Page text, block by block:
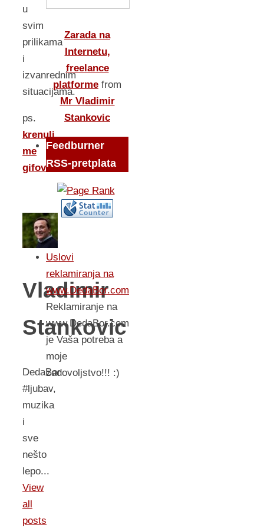
u
svim
prilikama
i
izvanrednim
situacijama.
ps.
krenuli
me
gifovi…
Vladimir
Stankovic
DedaBor
#ljubav,
muzika
i
sve
nešto
lepo...
View
all
posts
Zarada na
Internetu,
freelance
platforme from
Mr Vladimir
Stankovic
Feedburner
RSS-pretplata
Uslovi
reklamiranja na
www.DedaBor.com
Reklamiranje na
www.DedaBor.com
je Vaša potreba a
moje
zadovoljstvo!!! :)